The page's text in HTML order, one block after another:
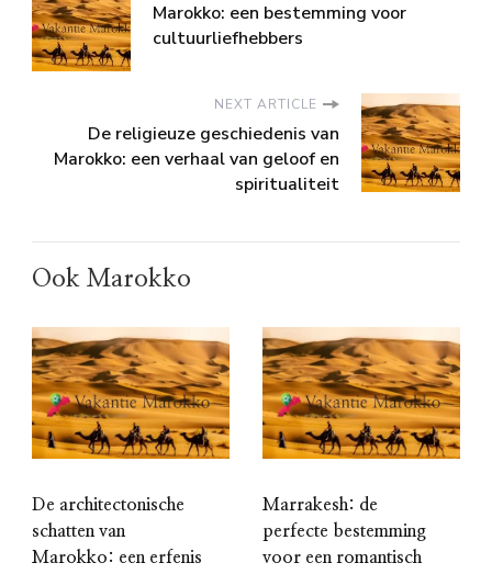
Marokko: een bestemming voor
cultuurliefhebbers
NEXT ARTICLE
De religieuze geschiedenis van
Marokko: een verhaal van geloof en
spiritualiteit
Ook Marokko
De architectonische
schatten van
Marokko: een erfenis
Marrakesh: de
perfecte bestemming
voor een romantisch